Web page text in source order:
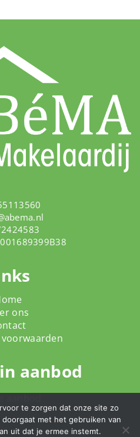
ons
aanbod
te zorgen dat onze site zo
met het gebruiken van
uit dat je ermee instemt.